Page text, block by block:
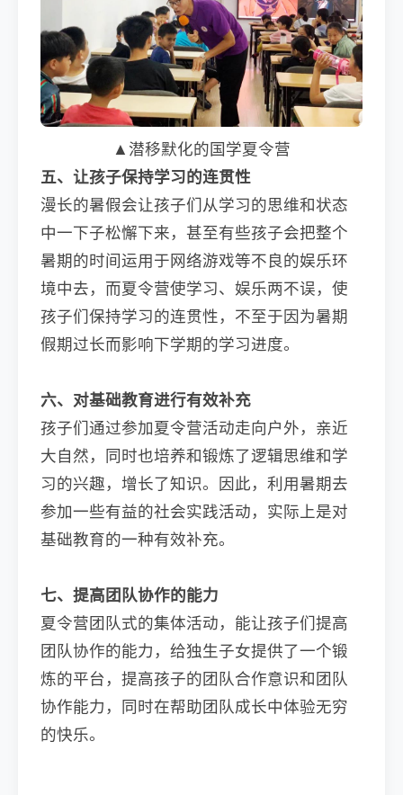
▲潜移默化的国学夏令营
五、让孩子保持学习的连贯性
漫长的暑假会让孩子们从学习的思维和状态
中一下子松懈下来，甚至有些孩子会把整个
暑期的时间运用于网络游戏等不良的娱乐环
境中去，而夏令营使学习、娱乐两不误，使
孩子们保持学习的连贯性，不至于因为暑期
假期过长而影响下学期的学习进度。
六、对基础教育进行有效补充
孩子们通过参加夏令营活动走向户外，亲近
大自然，同时也培养和锻炼了逻辑思维和学
习的兴趣，增长了知识。因此，利用暑期去
参加一些有益的社会实践活动，实际上是对
基础教育的一种有效补充。
七、提高团队协作的能力
夏令营团队式的集体活动，能让孩子们提高
团队协作的能力，给独生子女提供了一个锻
炼的平台，提高孩子的团队合作意识和团队
协作能力，同时在帮助团队成长中体验无穷
的快乐。